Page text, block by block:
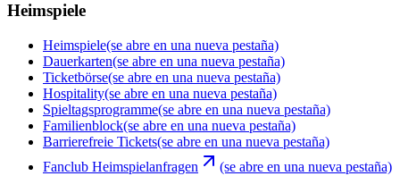
Heimspiele
Heimspiele(se abre en una nueva pestaña)
Dauerkarten(se abre en una nueva pestaña)
Ticketbörse(se abre en una nueva pestaña)
Hospitality(se abre en una nueva pestaña)
Spieltagsprogramme(se abre en una nueva pestaña)
Familienblock(se abre en una nueva pestaña)
Barrierefreie Tickets(se abre en una nueva pestaña)
Fanclub Heimspielanfragen
(se abre en una nueva pestaña)